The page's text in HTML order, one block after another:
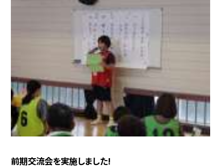
前期交流会を実施しました!